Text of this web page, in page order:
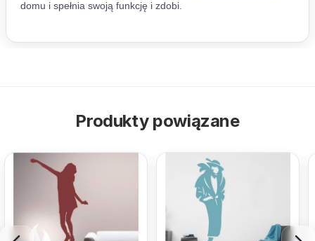
Produkty powiązane